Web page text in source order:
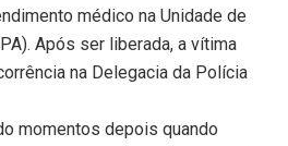
médico na Unidade de
Após ser liberada, a vítima
na Delegacia da Polícia
momentos depois quando